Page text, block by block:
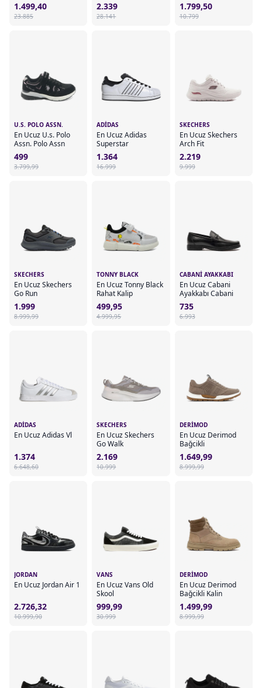
1.499,40
23.885
2.339
28.141
1.799,50
10.799
U.S. POLO ASSN.
En Ucuz U.s. Polo
Assn. Polo Assn
499
3.799,99
ADIDAS
En Ucuz Adidas
Superstar
1.364
16.999
SKECHERS
En Ucuz Skechers
Arch Fit
2.219
9.999
SKECHERS
En Ucuz Skechers
Go Run
1.999
8.999,99
TONNY BLACK
En Ucuz Tonny Black
Rahat Kalip
499,95
4.999,95
CABANI AYAKKABI
En Ucuz Cabani
Ayakkabı Cabani
735
6.993
ADIDAS
En Ucuz Adidas Vl
1.374
6.648,60
SKECHERS
En Ucuz Skechers
Go Walk
2.169
10.999
DERIMOD
En Ucuz Derimod
Bağcikli
1.649,99
8.999,99
JORDAN
En Ucuz Jordan Air 1
2.726,32
10.999,90
VANS
En Ucuz Vans Old
Skool
999,99
30.999
DERIMOD
En Ucuz Derimod
Bağcikli Kalin
1.499,99
8.999,99